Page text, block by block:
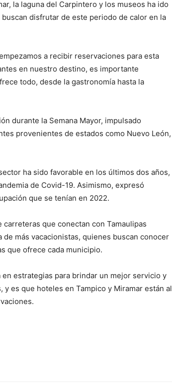
la laguna del Carpintero y los museos ha ido
disfrutar de este periodo de calor en la
a recibir reservaciones para esta
en nuestro destino, es importante
todo, desde la gastronomía hasta la
durante la Semana Mayor, impulsado
provenientes de estados como Nuevo León,
ha sido favorable en los últimos dos años,
de Covid-19. Asimismo, expresó
que se tenían en 2022.
que conectan con Tamaulipas
más vacacionistas, quienes buscan conocer
que ofrece cada municipio.
estrategias para brindar un mejor servicio y
es que hoteles en Tampico y Miramar están al